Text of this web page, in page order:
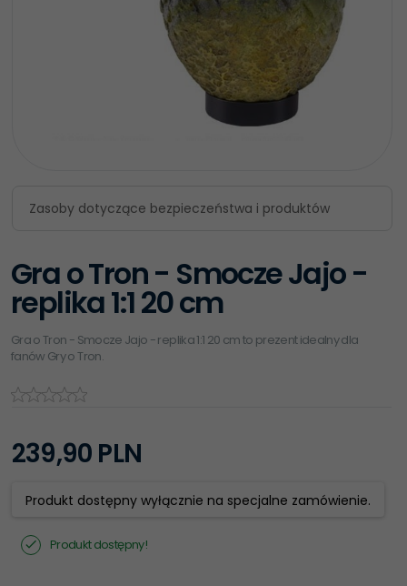
Gra o Tron - Smocze Jajo -
replika 1:1 20 cm
Gra o Tron - Smocze Jajo - replika 1:1 20 cm to prezent idealny dla
fanów Gry o Tron.
239,90 PLN
Produkt dostępny wyłącznie na specjalne zamówienie.
Produkt dostępny!
Zasoby dotyczące bezpieczeństwa i produktów